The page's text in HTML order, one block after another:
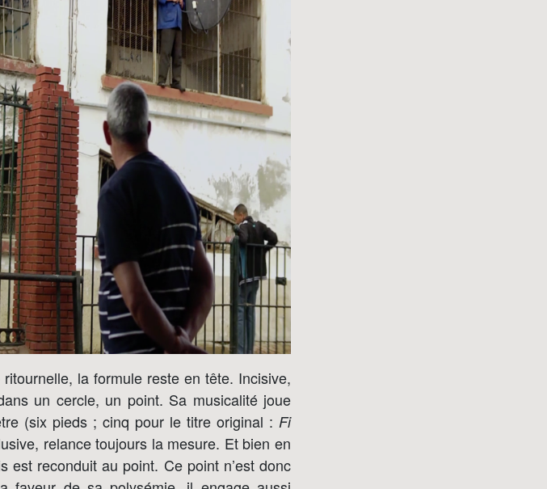
la formule reste en tête. Incisive,
un cercle, un point. Sa musicalité joue
(six pieds ; cinq pour le titre original : Fi
relance toujours la mesure. Et bien en
est reconduit au point. Ce point n’est donc